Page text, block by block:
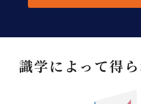
識学によって得